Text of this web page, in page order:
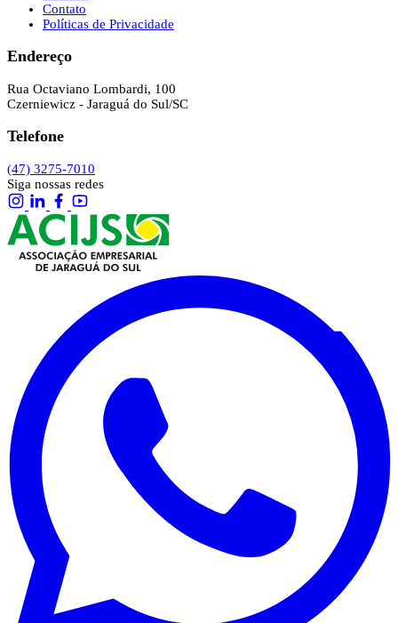
Contato
Políticas de Privacidade
Endereço
Rua Octaviano Lombardi, 100
Czerniewicz - Jaraguá do Sul/SC
Telefone
(47) 3275-7010
Siga nossas redes